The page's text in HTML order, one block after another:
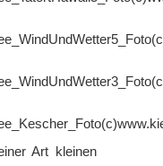
Art kleinen